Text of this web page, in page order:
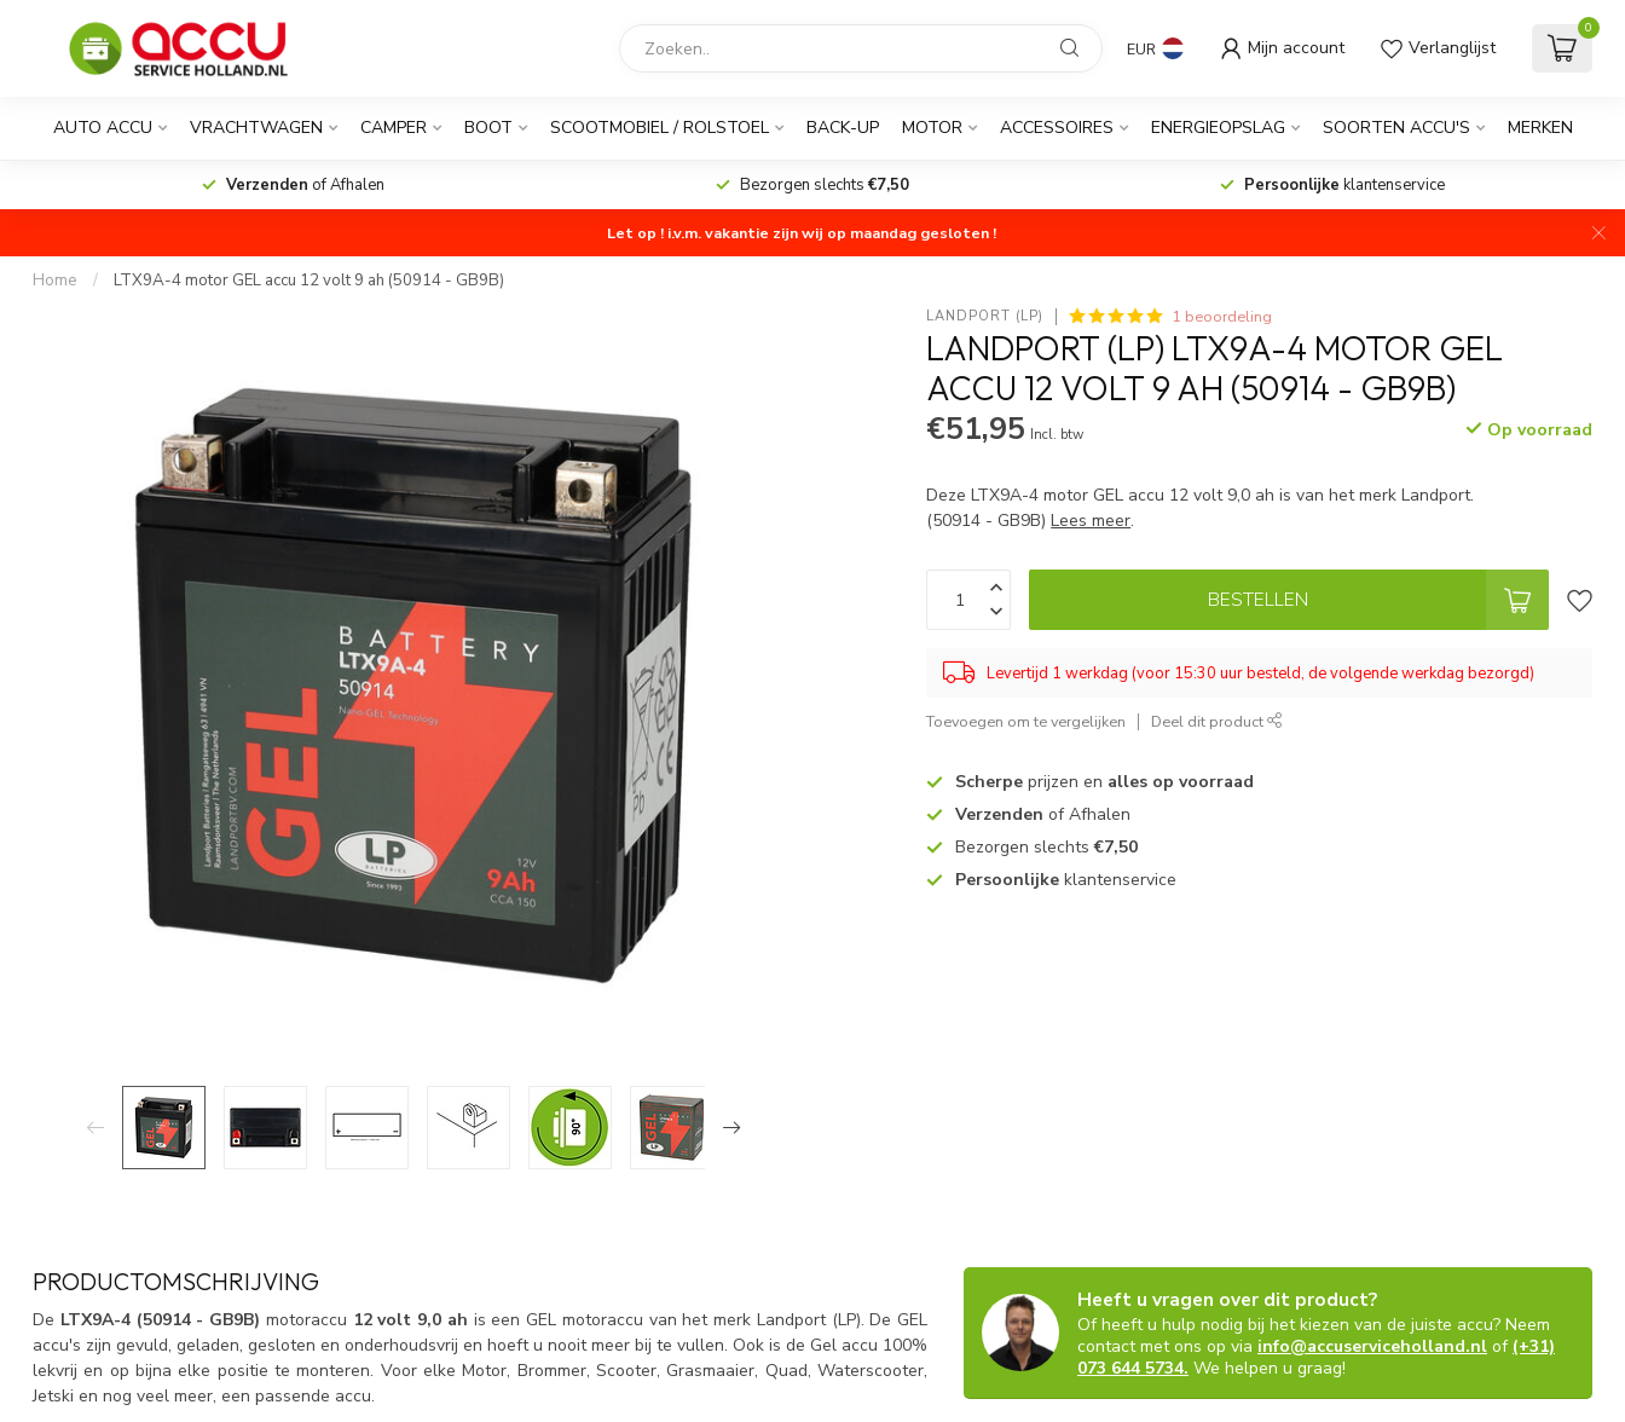
EUR Mijn account Verlanglijst
0
AUTO ACCU VRACHTWAGEN CAMPER BOOT SCOOTMOBIEL / ROLSTOEL BACK-UP MOTOR ACCESSOIRES ENERGIEOPSLAG SOORTEN ACCU'S MERKEN
Verzenden of Afhalen Bezorgen slechts€7,50 Persoonlijke klantenservice
Let op ! i.v.m. vakantie zijn wij op maandag gesloten !
Home / LTX9A-4 motor GEL accu 12 volt 9 ah (50914 - GB9B)
LANDPORT (LP) 1 beoordeling
LANDPORT (LP) LTX9A-4 MOTOR GEL
ACCU 12 VOLT 9 AH (50914 - GB9B)
€51,95 Incl. btw Op voorraad
Deze LTX9A-4 motor GEL accu 12 volt 9,0 ah is van het merk Landport.
(50914 - GB9B)Lees meer.
BESTELLEN
Levertijd 1 werkdag (voor 15:30 uur besteld, de volgende werkdag bezorgd)
Toevoegen om te vergelijken Deel dit product
Scherpe prijzen en alles op voorraad
Verzenden of Afhalen
Bezorgen slechts€7,50
Persoonlijke klantenservice
PRODUCTOMSCHRIJVING
De LTX9A-4(50914 - GB9B) motoraccu 12 volt 9,0 ah is een GEL motoraccu van het merk Landport (LP). De GEL
accu's zijn gevuld, geladen, gesloten en onderhoudsvrij en hoeft u nooit meer bij te vullen. Ook is de Gel accu 100%
lekvrij en op bijna elke positie te monteren. Voor elke Motor, Brommer, Scooter, Grasmaaier, Quad, Waterscooter,
Jetski en nog veel meer, een passende accu.
Heeft u vragen over dit product?
Of heeft u hulp nodig bij het kiezen van de juiste accu? Neem
contact met ons op via info@accuserviceholland.nl of (+31)
073 644 5734. We helpen u graag!